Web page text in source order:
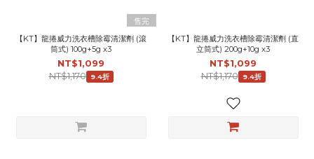
售完
【KT】龍捲威力洗衣槽除霉清潔劑 (滾
筒式) 100g+5g x3
NT$1,099
NT$1,170
9.4折
【KT】龍捲威力洗衣槽除霉清潔劑 (直
立筒式) 200g+10g x3
NT$1,099
NT$1,170
9.4折